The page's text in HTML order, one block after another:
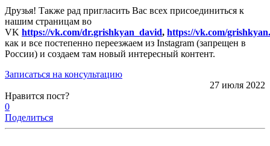
Друзья! Также рад пригласить Вас всех присоединиться к
нашим страницам во
VK https://vk.com/dr.grishkyan_david, https://vk.com/
как и все постепенно переезжаем из Instagram (запрещен в
России) и создаем там новый интересный контент.
Записаться на консультацию
27 июля 2022
Нравится пост?
0
Поделиться